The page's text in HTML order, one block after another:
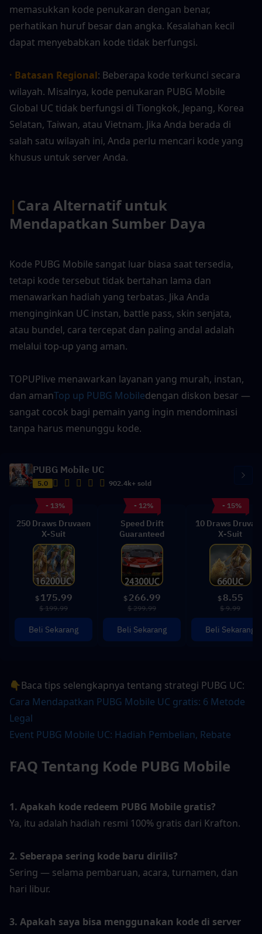
memasukkan kode penukaran dengan benar,
perhatikan huruf besar dan angka. Kesalahan kecil
dapat menyebabkan kode tidak berfungsi.
· Batasan Regional: Beberapa kode terkunci secara
wilayah. Misalnya, kode penukaran PUBG Mobile
Global UC tidak berfungsi di Tiongkok, Jepang, Korea
Selatan, Taiwan, atau Vietnam. Jika Anda berada di
salah satu wilayah ini, Anda perlu mencari kode yang
khusus untuk server Anda.
|Cara Alternatif untuk
Mendapatkan Sumber Daya
Kode PUBG Mobile sangat luar biasa saat tersedia,
tetapi kode tersebut tidak bertahan lama dan
menawarkan hadiah yang terbatas. Jika Anda
menginginkan UC instan, battle pass, skin senjata,
atau bundel, cara tercepat dan paling andal adalah
melalui top-up yang aman.
TOPUPlive menawarkan layanan yang murah, instan,
dan amanTop up PUBG Mobiledengan diskon besar —
sangat cocok bagi pemain yang ingin mendominasi
tanpa harus menunggu kode.
PUBG Mobile UC
5.0 902.4k+ sold
- 13%
250 Draws Druvaen
X-Suit
$ 175.99
$ 199.99
Beli Sekarang
- 12%
Speed Drift
Guaranteed
$ 266.99
$ 299.99
Beli Sekarang
- 15%
10 Draws
X-Suit
$ 8.55
$ 9.99
Beli Sekarang
👇Baca tips selengkapnya tentang strategi PUBG UC:
Cara Mendapatkan PUBG Mobile UC gratis: 6 Metode
Legal
Event PUBG Mobile UC: Hadiah Pembelian, Rebate
FAQ Tentang Kode PUBG Mobile
1. Apakah kode redeem PUBG Mobile gratis?
Ya, itu adalah hadiah resmi 100% gratis dari Krafton.
2. Seberapa sering kode baru dirilis?
Sering — selama pembaruan, acara, turnamen, dan
hari libur.
3. Apakah saya bisa menggunakan kode di server